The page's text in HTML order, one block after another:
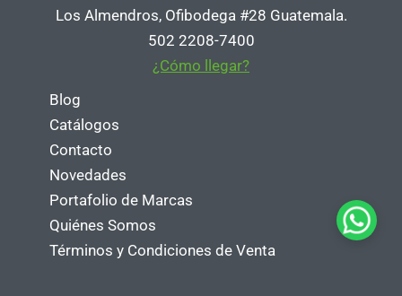
Los Almendros, Ofibodega #28 Guatemala.
502 2208-7400
¿Cómo llegar?
Blog
Catálogos
Contacto
Novedades
Portafolio de Marcas
Quiénes Somos
Términos y Condiciones de Venta